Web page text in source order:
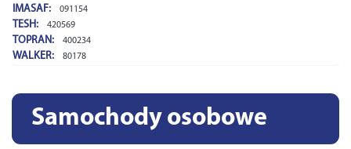
IMASAF: 091154
TESH: 420569
TOPRAN: 400234
WALKER: 80178
Samochody osobowe